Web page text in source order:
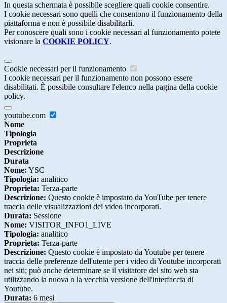
In questa schermata è possibile scegliere quali cookie consentire.
I cookie necessari sono quelli che consentono il funzionamento della
piattaforma e non è possibile disabilitarli.
Per conoscere quali sono i cookie necessari al funzionamento potete
visionare la COOKIE POLICY.
Cookie necessari per il funzionamento
I cookie necessari per il funzionamento non possono essere
disabilitati. È possibile consultare l'elenco nella pagina della cookie
policy.
youtube.com
Nome
Tipologia
Proprieta
Descrizione
Durata
Nome: YSC
Tipologia: analitico
Proprieta: Terza-parte
Descrizione: Questo cookie è impostato da YouTube per tenere
traccia delle visualizzazioni dei video incorporati.
Durata: Sessione
Nome: VISITOR_INFO1_LIVE
Tipologia: analitico
Proprieta: Terza-parte
Descrizione: Questo cookie è impostato da Youtube per tenere
traccia delle preferenze dell'utente per i video di Youtube incorporati
nei siti; può anche determinare se il visitatore del sito web sta
utilizzando la nuova o la vecchia versione dell'interfaccia di
Youtube.
Durata: 6 mesi